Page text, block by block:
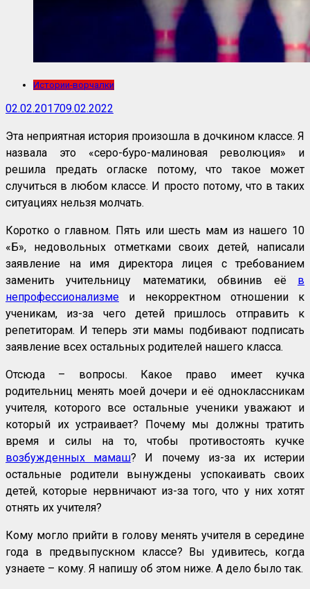
Истории-ворчалки
02.02.201709.02.2022
Эта неприятная история произошла в дочкином классе. Я
назвала это «серо-буро-малиновая революция» и
решила предать огласке потому, что такое может
случиться в любом классе. И просто потому, что в таких
ситуациях нельзя молчать.
Коротко о главном. Пять или шесть мам из нашего 10
«Б», недовольных отметками своих детей, написали
заявление на имя директора лицея с требованием
заменить учительницу математики, обвинив её в
непрофессионализме и некорректном отношении к
ученикам, из-за чего детей пришлось отправить к
репетиторам. И теперь эти мамы подбивают подписать
заявление всех остальных родителей нашего класса.
Отсюда – вопросы. Какое право имеет кучка
родительниц менять моей дочери и её одноклассникам
учителя, которого все остальные ученики уважают и
который их устраивает? Почему мы должны тратить
время и силы на то, чтобы противостоять кучке
возбужденных мамаш? И почему из-за их истерии
остальные родители вынуждены успокаивать своих
детей, которые нервничают из-за того, что у них хотят
отнять их учителя?
Кому могло прийти в голову менять учителя в середине
года в предвыпускном классе? Вы удивитесь, когда
узнаете – кому. Я напишу об этом ниже. А дело было так.